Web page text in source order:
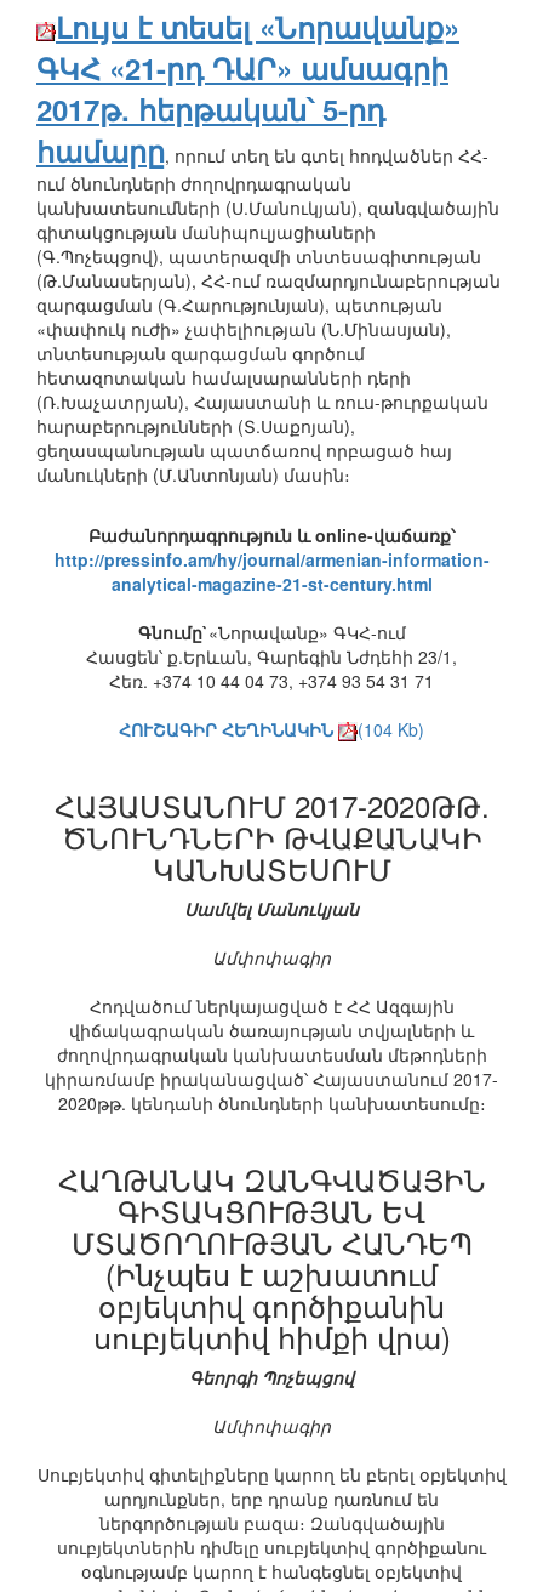
Լույս է տեսել «Նորավանք»
ԳԿՀ «21-րդ ԴԱՐ» ամսագրի
2017թ. հերթական՝ 5-րդ
համարը, որում տեղ են գտել հոդվածներ ՀՀ-
ում ծնունդների ժողովրդագրական
կանխատեսումների (Ս.Մանուկյան), զանգվածային
գիտակցության մանիպուլյացիաների
(Գ.Պոչեպցով), պատերազմի տնտեսագիտության
(Թ.Մանասերյան), ՀՀ-ում ռազմարդյունաբերության
զարգացման (Գ.Հարությունյան), պետության
«փափուկ ուժի» չափելիության (Ն.Մինասյան),
տնտեսության զարգացման գործում
հետազոտական համալսարանների դերի
(Ռ.Խաչատրյան), Հայաստանի և ռուս-թուրքական
հարաբերությունների (Տ.Սաքոյան),
ցեղասպանության պատճառով որբացած հայ
մանուկների (Մ.Անտոնյան) մասին։
Բաժանորդագրություն և online-վաճառք՝
http://pressinfo.am/hy/journal/armenian-information-
analytical-magazine-21-st-century.html
Գնումը`«Նորավանք» ԳԿՀ-ում
Հասցեն՝ ք.Երևան, Գարեգին Նժդեհի 23/1,
Հեռ. +374 10 44 04 73, +374 93 54 31 71
ՀՈՒՇԱԳԻՐ ՀԵՂԻՆԱԿԻՆ
(104 Kb)
ՀԱՅԱՍՏԱՆՈՒՄ 2017-2020ԹԹ.
ԾՆՈՒՆԴՆԵՐԻ ԹՎԱՔԱՆԱԿԻ
ԿԱՆԽԱՏԵՍՈՒՄ
Սամվել Մանուկյան
Ամփոփագիր
Հոդվածում ներկայացված է ՀՀ Ազգային
վիճակագրական ծառայության տվյալների և
ժողովրդագրական կանխատեսման մեթոդների
կիրառմամբ իրականացված՝ Հայաստանում 2017-
2020թթ. կենդանի ծնունդների կանխատեսումը։
ՀԱՂԹԱՆԱԿ ԶԱՆԳՎԱԾԱՅԻՆ
ԳԻՏԱԿՑՈՒԹՅԱՆ ԵՎ
ՄՏԱԾՈՂՈՒԹՅԱՆ ՀԱՆԴԵՊ
(Ինչպես է աշխատում
օբյեկտիվ գործիքանին
սուբյեկտիվ հիմքի վրա)
Գեորգի Պոչեպցով
Ամփոփագիր
Սուբյեկտիվ գիտելիքները կարող են բերել օբյեկտիվ
արդյունքներ, երբ դրանք դառնում են
ներգործության բազա։ Զանգվածային
սուբյեկտներին դիմելը սուբյեկտիվ գործիքանու
օգնությամբ կարող է հանգեցնել օբյեկտիվ